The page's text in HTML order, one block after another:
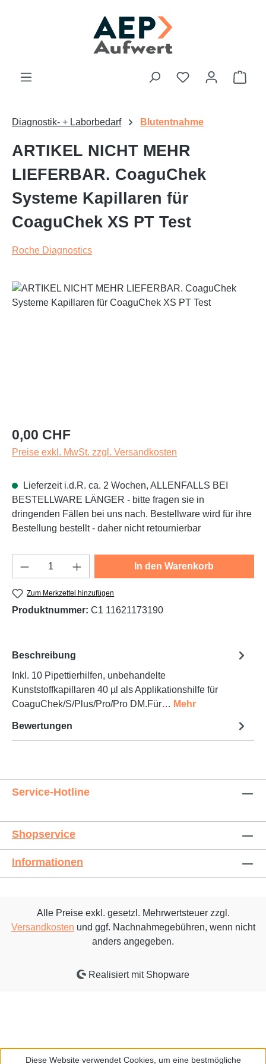
Du hast 0
Diagnostik- + Laborbedarf Blutentnahme
ARTIKEL NICHT MEHR
LIEFERBAR. CoaguChek
Systeme Kapillaren für
CoaguChek XS PT Test
Roche Diagnostics
Bildergalerie überspringen
Regulärer Preis:
0,00 CHF
Preise exkl. MwSt. zzgl. Versandkosten
Lieferzeit i.d.R. ca. 2 Wochen, ALLENFALLS BEI
BESTELLWARE LÄNGER - bitte fragen sie in
dringenden Fällen bei uns nach. Bestellware wird für ihre
Bestellung bestellt - daher nicht retournierbar
Produkt Anzahl: Gib den gewünschten
In den Warenkorb
Zum Merkzettel hinzufügen
Produktnummer: C1 11621173190
Beschreibung
Inkl. 10 Pipettierhilfen, unbehandelte
Kunststoffkapillaren 40 µl als Applikationshilfe für
CoaguChek/S/Plus/Pro/Pro DM.Für… Mehr
Bewertungen
Service-Hotline
Shopservice
Informationen
Alle Preise exkl. gesetzl. Mehrwertsteuer zzgl.
Versandkosten und ggf. Nachnahmegebühren, wenn nicht
anders angegeben.
Realisiert mit Shopware
Diese Website verwendet Cookies, um eine bestmögliche